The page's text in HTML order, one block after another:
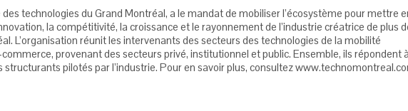
technologies du Grand Montréal, a le mandat de mobiliser l’écosystème pour mettre
la compétitivité, la croissance et le rayonnement de l’industrie créatrice de plus
L’organisation réunit les intervenants des secteurs des technologies de la mobilité
provenant des secteurs privé, institutionnel et public. Ensemble, ils répondent à
pilotés par l’industrie. Pour en savoir plus, consultez